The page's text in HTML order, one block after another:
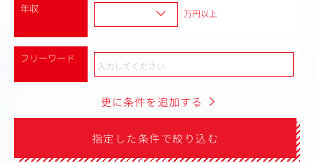
年収 万円以上
フリーワード
更に条件を追加する
指定した条件で絞り込む